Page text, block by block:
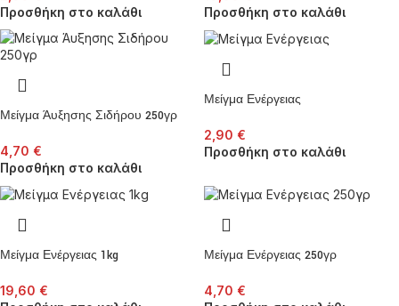
Προσθήκη στο καλάθι
Προσθήκη στο καλάθι
Μείγμα Άυξησης Σιδήρου 250γρ
4,70 €
Προσθήκη στο καλάθι
Μείγμα Ενέργειας
2,90 €
Προσθήκη στο καλάθι
Μείγμα Ενέργειας 1kg
19,60 €
Μείγμα Ενέργειας 250γρ
4,70 €